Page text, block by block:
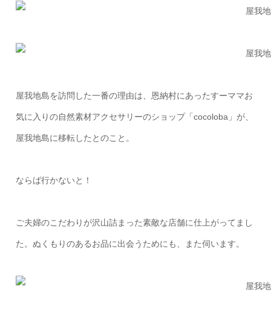
屋我地島を訪問した一番の理由は、恩納村にあったすーママお
気に入りの自然素材アクセサリーのショップ「cocoloba」が、
屋我地島に移転したとのこと。
ならば行かないと！
ご夫婦のこだわりが沢山詰まった素敵な店舗に仕上がってまし
た。ぬくもりのあるお品に出会うためにも、また伺います。